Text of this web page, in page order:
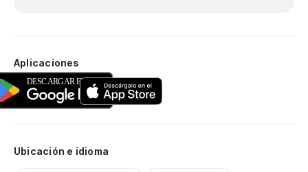
Aplicaciones
Ubicación e idioma